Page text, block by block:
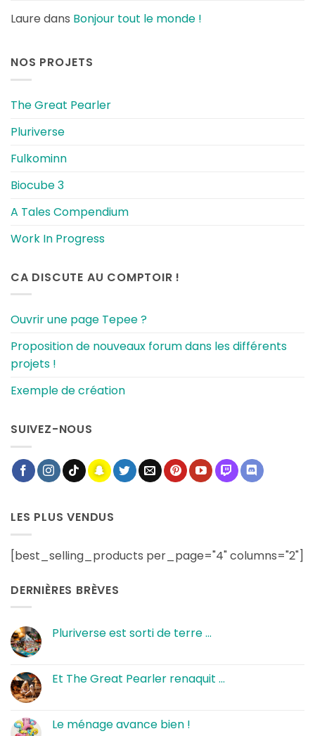
Laure dans Bonjour tout le monde !
NOS PROJETS
The Great Pearler
Pluriverse
Fulkominn
Biocube 3
A Tales Compendium
Work In Progress
CA DISCUTE AU COMPTOIR !
Ouvrir une page Tepee ?
Proposition de nouveaux forum dans les différents
projets !
Exemple de création
SUIVEZ-NOUS
LES PLUS VENDUS
[best_selling_products per_page="4" columns="2"]
DERNIÈRES BRÈVES
Pluriverse est sorti de terre …
Pluriverse
est
…
Et The Great Pearler renaquit …
Et
The
Le ménage avance bien !